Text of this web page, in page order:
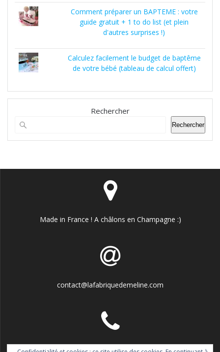
Comment préparer un BAPTEME : votre
guide gratuit + 1 to do list (et plein
d'autres surprises !)
Calculez facilement le budget de baptême
de votre bébé (tableau de calcul offert)
Rechercher
Rechercher
Made in France ! A châlons en Champagne :)
contact@lafabriquedemeline.com